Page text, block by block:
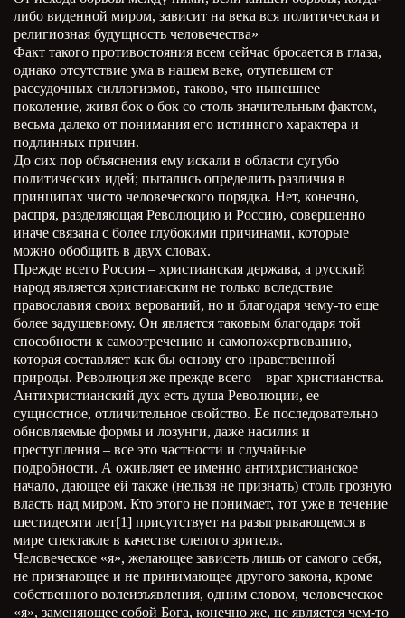
либо виденной миром, зависит на века вся политическая и
религиозная будущность человечества»
Факт такого противостояния всем сейчас бросается в глаза,
однако отсутствие ума в нашем веке, отупевшем от
рассудочных силлогизмов, таково, что нынешнее
поколение, живя бок о бок со столь значительным фактом,
весьма далеко от понимания его истинного характера и
подлинных причин.
До сих пор объяснения ему искали в области сугубо
политических идей; пытались определить различия в
принципах чисто человеческого порядка. Нет, конечно,
распря, разделяющая Революцию и Россию, совершенно
иначе связана с более глубокими причинами, которые
можно обобщить в двух словах.
Прежде всего Россия – христианская держава, а русский
народ является христианским не только вследствие
православия своих верований, но и благодаря чему-то еще
более задушевному. Он является таковым благодаря той
способности к самоотречению и самопожертвованию,
которая составляет как бы основу его нравственной
природы. Революция же прежде всего – враг христианства.
Антихристианский дух есть душа Революции, ее
сущностное, отличительное свойство. Ее последовательно
обновляемые формы и лозунги, даже насилия и
преступления – все это частности и случайные
подробности. А оживляет ее именно антихристианское
начало, дающее ей также (нельзя не признать) столь грозную
власть над миром. Кто этого не понимает, тот уже в течение
шестидесяти лет[1] присутствует на разыгрывающемся в
мире спектакле в качестве слепого зрителя.
Человеческое «я», желающее зависеть лишь от самого себя,
не признающее и не принимающее другого закона, кроме
собственного волеизъявления, одним словом, человеческое
«я», заменяющее собой Бога, конечно же, не является чем-то